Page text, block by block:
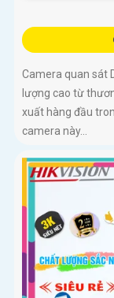
Camera quan sát
lượng cao từ
xuất hàng đầu
camera này...